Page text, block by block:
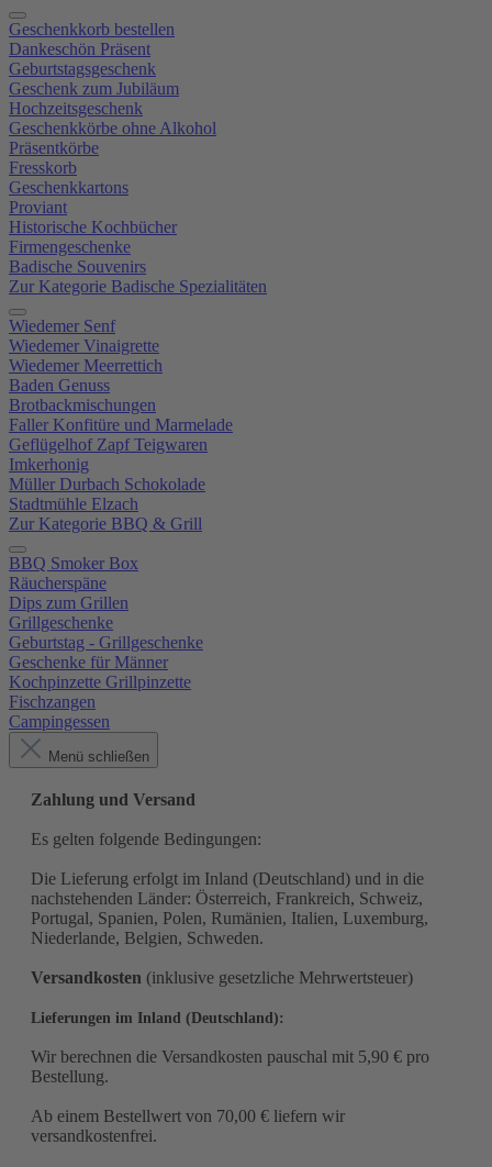
Geschenkkorb bestellen
Dankeschön Präsent
Geburtstagsgeschenk
Geschenk zum Jubiläum
Hochzeitsgeschenk
Geschenkkörbe ohne Alkohol
Präsentkörbe
Fresskorb
Geschenkkartons
Proviant
Historische Kochbücher
Firmengeschenke
Badische Souvenirs
Zur Kategorie Badische Spezialitäten
Wiedemer Senf
Wiedemer Vinaigrette
Wiedemer Meerrettich
Baden Genuss
Brotbackmischungen
Faller Konfitüre und Marmelade
Geflügelhof Zapf Teigwaren
Imkerhonig
Müller Durbach Schokolade
Stadtmühle Elzach
Zur Kategorie BBQ & Grill
BBQ Smoker Box
Räucherspäne
Dips zum Grillen
Grillgeschenke
Geburtstag - Grillgeschenke
Geschenke für Männer
Kochpinzette Grillpinzette
Fischzangen
Campingessen
Menü schließen
Zahlung und Versand
Es gelten folgende Bedingungen:
Die Lieferung erfolgt im Inland (Deutschland) und in die
nachstehenden Länder: Österreich, Frankreich, Schweiz,
Portugal, Spanien, Polen, Rumänien, Italien, Luxemburg,
Niederlande, Belgien, Schweden.
Versandkosten (inklusive gesetzliche Mehrwertsteuer)
Lieferungen im Inland (Deutschland):
Wir berechnen die Versandkosten pauschal mit 5,90 € pro
Bestellung.
Ab einem Bestellwert von 70,00 € liefern wir
versandkostenfrei.